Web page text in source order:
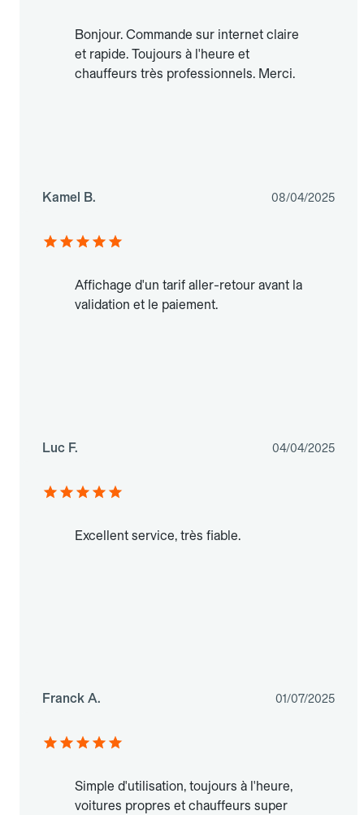
Bonjour. Commande sur internet claire
et rapide. Toujours à l'heure et
chauffeurs très professionnels. Merci.
Kamel B. 08/04/2025
Affichage d'un tarif aller-retour avant la
validation et le paiement.
Luc F. 04/04/2025
Excellent service, très fiable.
Franck A. 01/07/2025
Simple d'utilisation, toujours à l'heure,
voitures propres et chauffeurs super